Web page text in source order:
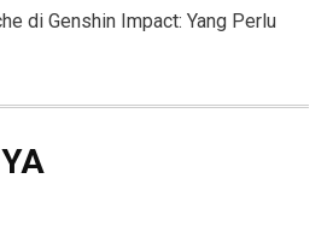
di Genshin Impact: Yang Perlu